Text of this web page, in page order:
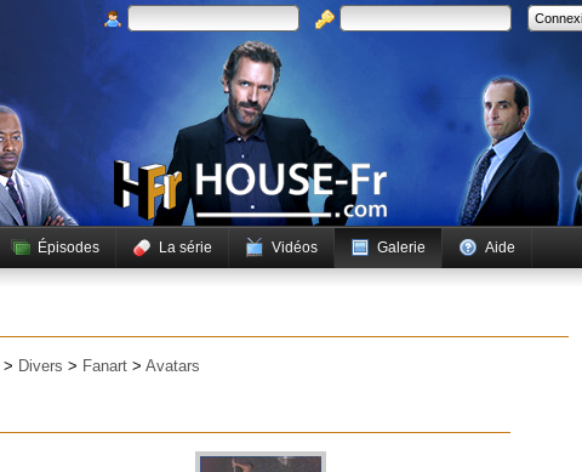
Épisodes La série Vidéos Galerie Aide
> Divers > Fanart > Avatars